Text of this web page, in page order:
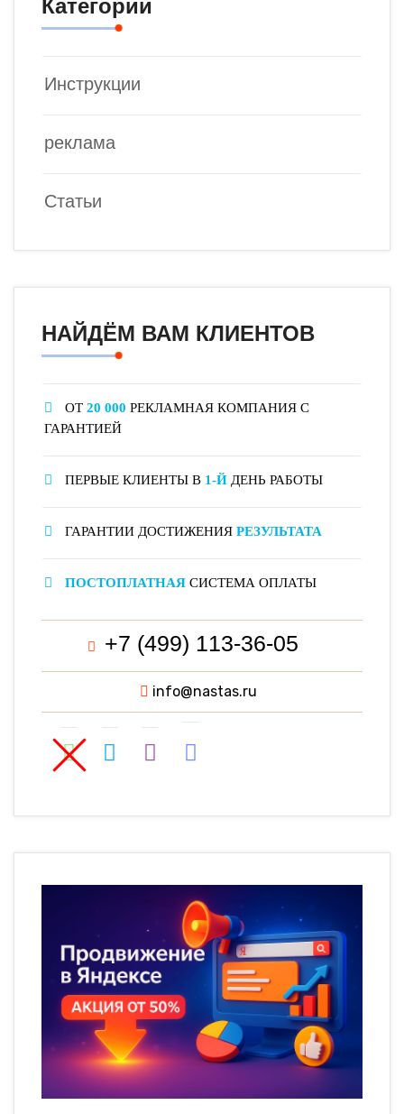
Категории
Инструкции
реклама
Статьи
НАЙДЁМ ВАМ КЛИЕНТОВ
ОТ 20 000 РЕКЛАМНАЯ КОМПАНИЯ С
ГАРАНТИЕЙ
ПЕРВЫЕ КЛИЕНТЫ В 1-Й ДЕНЬ РАБОТЫ
ГАРАНТИИ ДОСТИЖЕНИЯ РЕЗУЛЬТАТА
ПОСТОПЛАТНАЯ СИСТЕМА ОПЛАТЫ
+7 (499) 113-36-05
info@nastas.ru